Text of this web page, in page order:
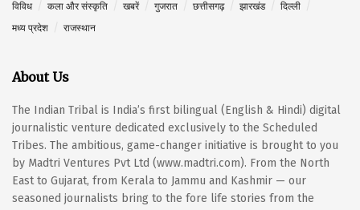
विविध
कला और संस्कृति खबरें गुजरात छत्तीसगढ़ झारखंड
दिल्ली
मध्य प्रदेश
राजस्थान
About Us
The Indian Tribal is India’s first bilingual (English & Hindi) digital
journalistic venture dedicated exclusively to the Scheduled
Tribes. The ambitious, game-changer initiative is brought to you
by Madtri Ventures Pvt Ltd (www.madtri.com). From the North
East to Gujarat, from Kerala to Jammu and Kashmir — our
seasoned journalists bring to the fore life stories from the